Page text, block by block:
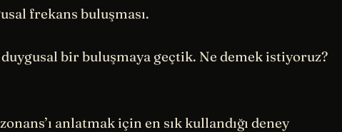
frekans buluşması.
bir buluşmaya geçtik. Ne demek istiyoruz?
anlatmak için en sık kullandığı deney